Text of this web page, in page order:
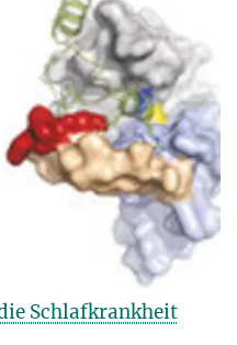
Schlafkrankheit